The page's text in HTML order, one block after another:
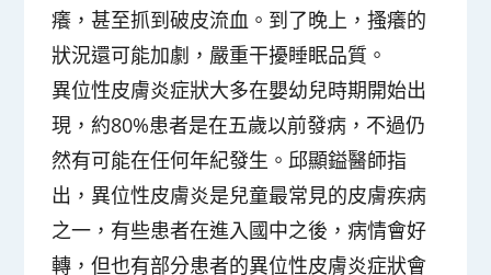
癢，甚至抓到破皮流血。到了晚上，搔癢的
狀況還可能加劇，嚴重干擾睡眠品質。
異位性皮膚炎症狀大多在嬰幼兒時期開始出
現，約80%患者是在五歲以前發病，不過仍
然有可能在任何年紀發生。邱顯鎰醫師指
出，異位性皮膚炎是兒童最常見的皮膚疾病
之一，有些患者在進入國中之後，病情會好
轉，但也有部分患者的異位性皮膚炎症狀會